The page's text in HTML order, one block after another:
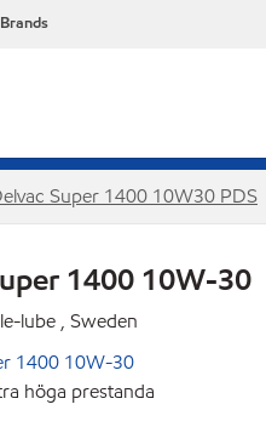
Super 1400 10W30 PDS
1400 10W-30
lube , Sweden
1400 10W-30
höga prestanda